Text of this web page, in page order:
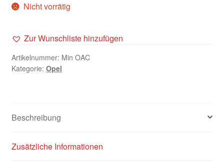
Nicht vorrätig
Zur Wunschliste hinzufügen
Artikelnummer: Min OAC
Kategorie: Opel
Beschreibung
Zusätzliche Informationen